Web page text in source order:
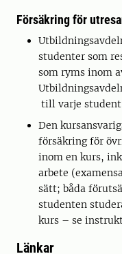
Försäkring för
studenter som
som ryms inom
till varje student
Den
försäkring för
inom en kurs,
arbete
sätt; båda
studenten
kurs – se
Länkar